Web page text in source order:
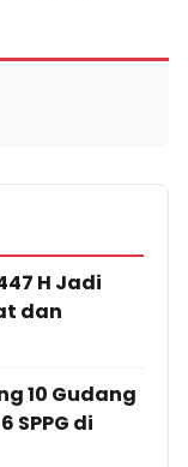
H Jadi
dan
10 Gudang
SPPG di